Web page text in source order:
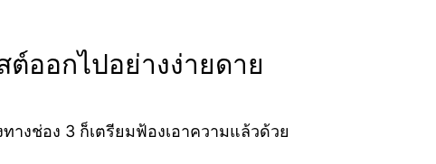
ออกไปอย่างง่ายดาย
างช่อง 3 ก็เตรียมฟ้องเอาความแล้วด้วย